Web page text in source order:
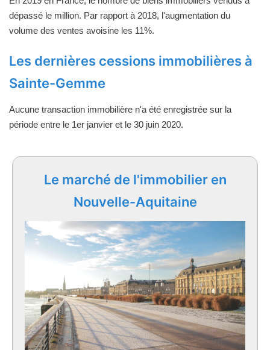
dépassé le million. Par rapport à 2018, l'augmentation du
volume des ventes avoisine les 11%.
Les dernières cessions immobilières à
Sainte-Gemme
Aucune transaction immobilière n'a été enregistrée sur la
période entre le 1er janvier et le 30 juin 2020.
Le marché de l'immobilier en
Nouvelle-Aquitaine